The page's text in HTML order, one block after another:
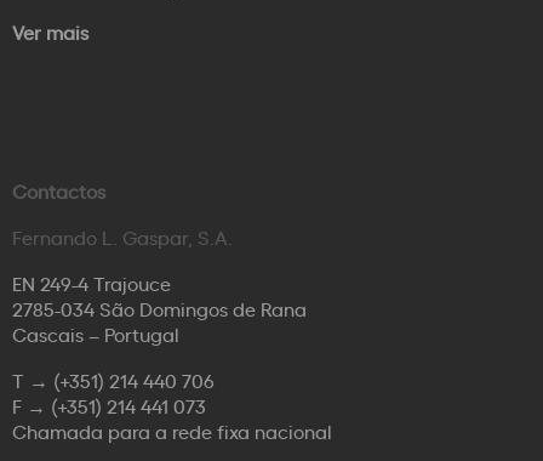
Ver mais
Contactos
Fernando L. Gaspar, S.A.
EN 249-4 Trajouce
2785-034 São Domingos de Rana
Cascais – Portugal
T → (+351) 214 440 706
F → (+351) 214 441 073
Chamada para a rede fixa nacional